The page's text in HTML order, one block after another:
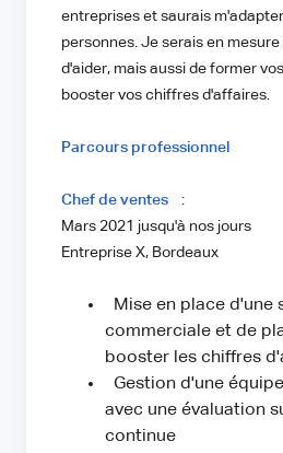
entreprises et saurais
personnes. Je serais en
d'aider, mais aussi de former
booster vos chiffres d'affaires.
Parcours professionnel
Chef de ventes
:
Mars 2021 jusqu'à nos jours
Entreprise X, Bordeaux
Mise en place d'une
commerciale et de
booster les chiffres
Gestion d'une
avec une évaluation
continue